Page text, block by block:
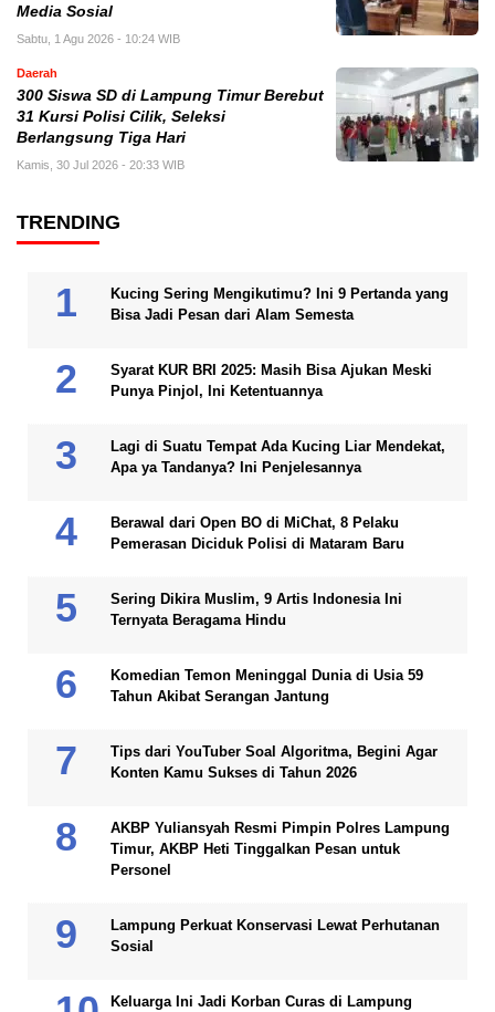
Media Sosial
Sabtu, 1 Agu 2026 - 10:24 WIB
Daerah
300 Siswa SD di Lampung Timur Berebut
31 Kursi Polisi Cilik, Seleksi
Berlangsung Tiga Hari
Kamis, 30 Jul 2026 - 20:33 WIB
TRENDING
Kucing Sering Mengikutimu? Ini 9 Pertanda yang
Bisa Jadi Pesan dari Alam Semesta
Syarat KUR BRI 2025: Masih Bisa Ajukan Meski
Punya Pinjol, Ini Ketentuannya
Lagi di Suatu Tempat Ada Kucing Liar Mendekat,
Apa ya Tandanya? Ini Penjelesannya
Berawal dari Open BO di MiChat, 8 Pelaku
Pemerasan Diciduk Polisi di Mataram Baru
Sering Dikira Muslim, 9 Artis Indonesia Ini
Ternyata Beragama Hindu
Komedian Temon Meninggal Dunia di Usia 59
Tahun Akibat Serangan Jantung
Tips dari YouTuber Soal Algoritma, Begini Agar
Konten Kamu Sukses di Tahun 2026
AKBP Yuliansyah Resmi Pimpin Polres Lampung
Timur, AKBP Heti Tinggalkan Pesan untuk
Personel
Lampung Perkuat Konservasi Lewat Perhutanan
Sosial
Keluarga Ini Jadi Korban Curas di Lampung